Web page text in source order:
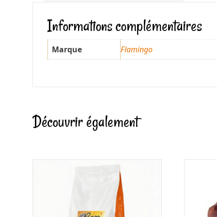
Informations complémentaires
Marque Flamingo
Découvrir également